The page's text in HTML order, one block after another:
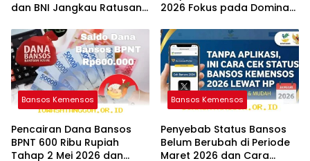
dan BNI Jangkau Ratusan
2026 Fokus pada Dominasi
Bansos Kemensos
Pencairan Dana Bansos
BPNT 600 Ribu Rupiah
Tahap 2 Mei 2026 dan
Bansos Kemensos
Penyebab Status Bansos
Belum Berubah di Periode
Maret 2026 dan Cara